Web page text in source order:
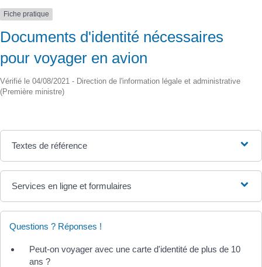
Fiche pratique
Documents d'identité nécessaires
pour voyager en avion
Vérifié le 04/08/2021 - Direction de l'information légale et administrative
(Première ministre)
Textes de référence
Services en ligne et formulaires
Questions ? Réponses !
Peut-on voyager avec une carte d'identité de plus de 10
ans ?